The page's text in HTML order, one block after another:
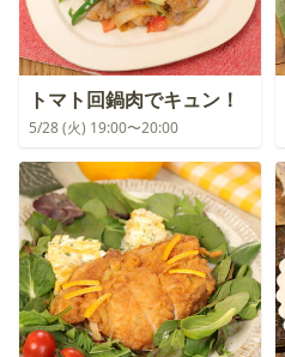
トマト回鍋肉でキュン！
5/28 (火) 19:00〜20:00